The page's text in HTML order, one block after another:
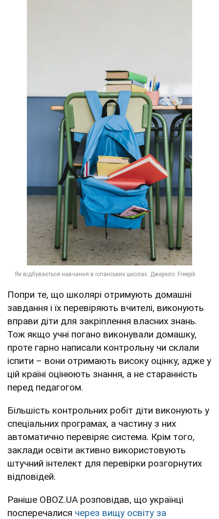
Попри те, що школярі отримують домашні
завдання і їх перевіряють вчителі, виконують
вправи діти для закріплення власних знань.
Тож якщо учні погано виконували домашку,
проте гарно написали контрольну чи склали
іспити – вони отримають високу оцінку, адже у
цій країні оцінюють знання, а не старанність
перед педагогом.
Більшість контрольних робіт діти виконують у
спеціальних програмах, а частину з них
автоматично перевіряє система. Крім того,
заклади освіти активно використовують
штучний інтелект для перевірки розгорнутих
відповідей.
Раніше OBOZ.UA розповідав, що українці
посперечалися через вищу освіту за